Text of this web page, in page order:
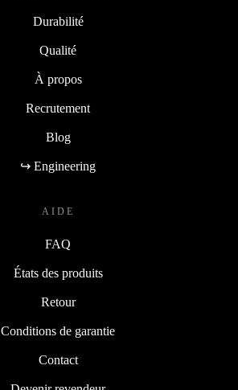
Durabilité
Qualité
À propos
Recrutement
Blog
↪ Engineering
AIDE
FAQ
États des produits
Retour
Conditions de garantie
Contact